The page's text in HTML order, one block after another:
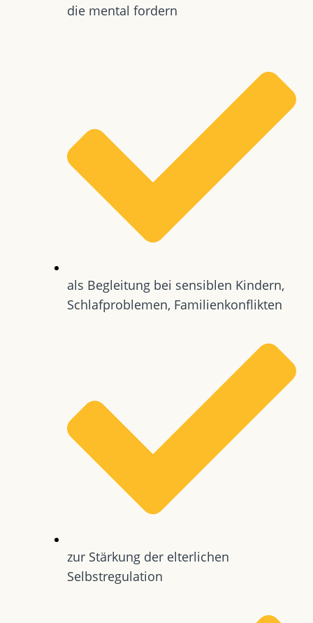
die mental fordern
als Begleitung bei sensiblen Kindern,
Schlafproblemen, Familienkonflikten
zur Stärkung der elterlichen
Selbstregulation